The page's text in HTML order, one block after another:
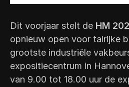
Dit voorjaar stelt de HM
opnieuw open voor talrijke
grootste industriële
expositiecentrum in
van 9.00 tot 18.00 uur de